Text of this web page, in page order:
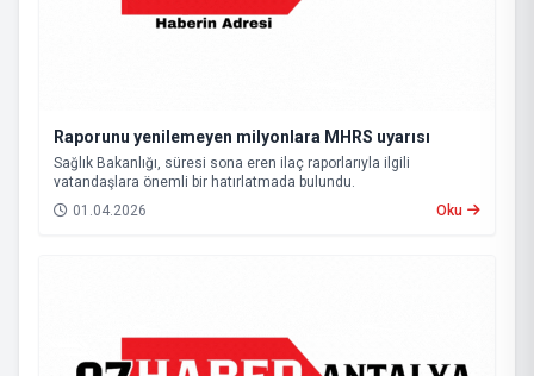
Raporunu yenilemeyen milyonlara MHRS uyarısı
Sağlık Bakanlığı, süresi sona eren ilaç raporlarıyla ilgili
vatandaşlara önemli bir hatırlatmada bulundu.
01.04.2026
Oku